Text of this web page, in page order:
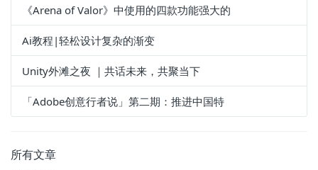
《Arena of Valor》中使用的四款功能强大的
Ai教程|轻松设计复杂的渐变
Unity外滩之夜 ｜共话未来，共聚当下
「Adobe创意行者说」第二期：推进中国特
所有文章